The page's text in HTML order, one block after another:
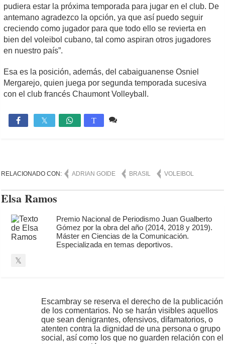
pudiera estar la próxima temporada para jugar en el club. De
antemano agradezco la opción, ya que así puedo seguir
creciendo como jugador para que todo ello se revierta en
bien del voleibol cubano, tal como aspiran otros jugadores
en nuestro país”.
Esa es la posición, además, del cabaiguanense Osniel
Mergarejo, quien juega por segunda temporada sucesiva
con el club francés Chaumont Volleyball.
 T
RELACIONADO CON: ADRIAN GOIDE BRASIL VOLEIBOL
Elsa Ramos
Premio Nacional de Periodismo Juan Gualberto
Gómez por la obra del año (2014, 2018 y 2019).
Máster en Ciencias de la Comunicación.
Especializada en temas deportivos.
Escambray se reserva el derecho de la publicación
de los comentarios. No se harán visibles aquellos
que sean denigrantes, ofensivos, difamatorios, o
atenten contra la dignidad de una persona o grupo
social, así como los que no guarden relación con el